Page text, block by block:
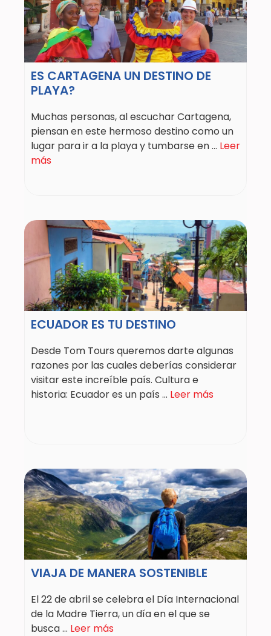
ES CARTAGENA UN DESTINO DE
PLAYA?
Muchas personas, al escuchar Cartagena,
piensan en este hermoso destino como un
lugar para ir a la playa y tumbarse en ... Leer
más
ECUADOR ES TU DESTINO
Desde Tom Tours queremos darte algunas
razones por las cuales deberías considerar
visitar este increíble país. Cultura e
historia: Ecuador es un país ... Leer más
VIAJA DE MANERA SOSTENIBLE
El 22 de abril se celebra el Día Internacional
de la Madre Tierra, un día en el que se
busca ... Leer más